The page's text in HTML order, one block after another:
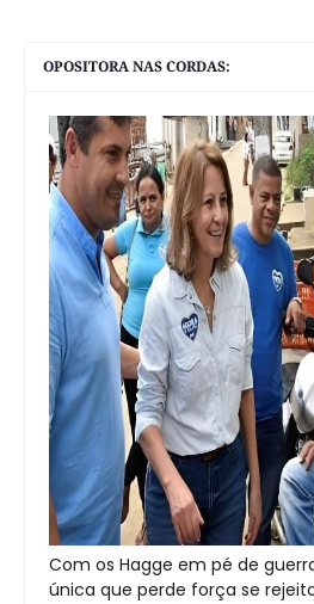
OPOSITORA NAS CORDAS:
Com os Hagge em pé de
única que perde força se